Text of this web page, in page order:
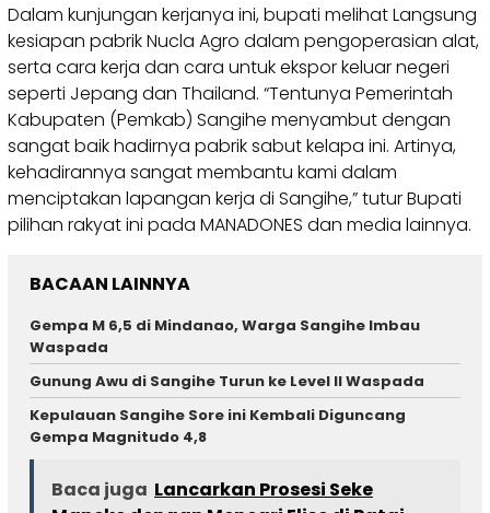
Dalam kunjungan kerjanya ini, bupati melihat Langsung
kesiapan pabrik Nucla Agro dalam pengoperasian alat,
serta cara kerja dan cara untuk ekspor keluar negeri
seperti Jepang dan Thailand. “Tentunya Pemerintah
Kabupaten (Pemkab) Sangihe menyambut dengan
sangat baik hadirnya pabrik sabut kelapa ini. Artinya,
kehadirannya sangat membantu kami dalam
menciptakan lapangan kerja di Sangihe,” tutur Bupati
pilihan rakyat ini pada MANADONES dan media lainnya.
BACAAN LAINNYA
Gempa M 6,5 di Mindanao, Warga Sangihe Imbau
Waspada
Gunung Awu di Sangihe Turun ke Level II Waspada
Kepulauan Sangihe Sore ini Kembali Diguncang
Gempa Magnitudo 4,8
Baca juga Lancarkan Prosesi Seke